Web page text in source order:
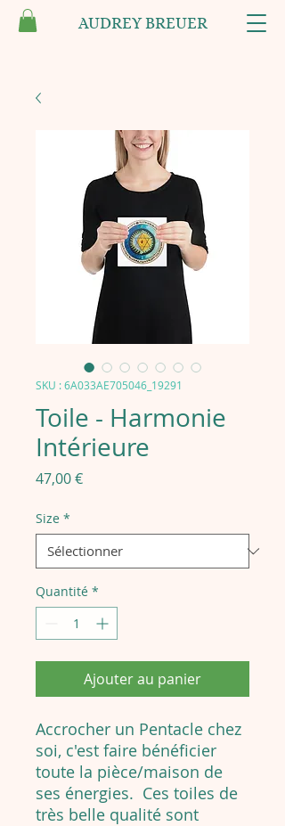
AUDREY BREUER
SKU : 6A033AE705046_19291
Toile - Harmonie
Intérieure
47,00 €Prix
Size *
Quantité *
Ajouter au panier
Accrocher un Pentacle chez
soi, c'est faire bénéficier
toute la pièce/maison de
ses énergies. Ces toiles de
très belle qualité sont